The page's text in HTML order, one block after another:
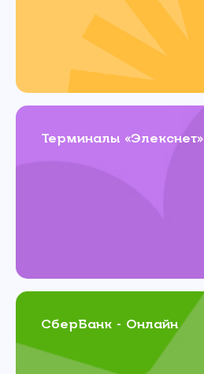
Терминалы «Элекснет»
СберБанк - Онлайн